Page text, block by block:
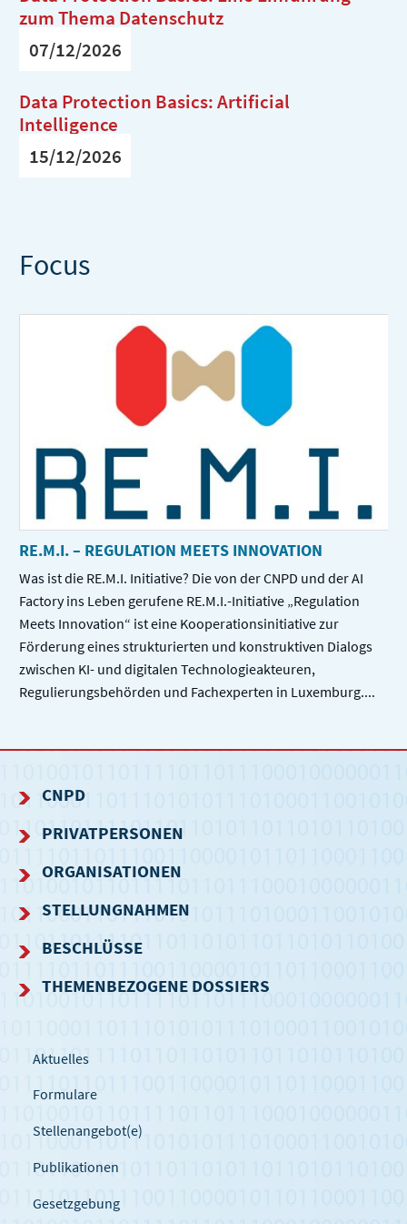
zum Thema Datenschutz
07/12/2026
Data Protection Basics: Artificial
Intelligence
15/12/2026
Focus
RE.M.I. – REGULATION MEETS INNOVATION
Was ist die RE.M.I. Initiative? Die von der CNPD und der AI
Factory ins Leben gerufene RE.M.I.-Initiative „Regulation
Meets Innovation“ ist eine Kooperationsinitiative zur
Förderung eines strukturierten und konstruktiven Dialogs
zwischen KI- und digitalen Technologieakteuren,
Regulierungsbehörden und Fachexperten in Luxemburg....
NAVIGATIONSMENÜ
CNPD
PRIVATPERSONEN
ORGANISATIONEN
STELLUNGNAHMEN
BESCHLÜSSE
THEMENBEZOGENE DOSSIERS
Aktuelles
Formulare
Stellenangebot(e)
Publikationen
Gesetzgebung